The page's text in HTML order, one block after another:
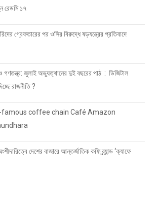
রেডমি ১৭
গ্রেফতারের পর ওসির বিরুদ্ধে ষড়যন্ত্রের প্রতিবাদে
ও গণতন্ত্র: জুলাই অভ্যুত্থানের দুই বছরের পাঠ : ডিজিটাল
রাজনীতি ?
famous coffee chain Café Amazon
দেশের বাজারে আন্তর্জাতিক কফি ব্র্যান্ড ‘ক্যাফে